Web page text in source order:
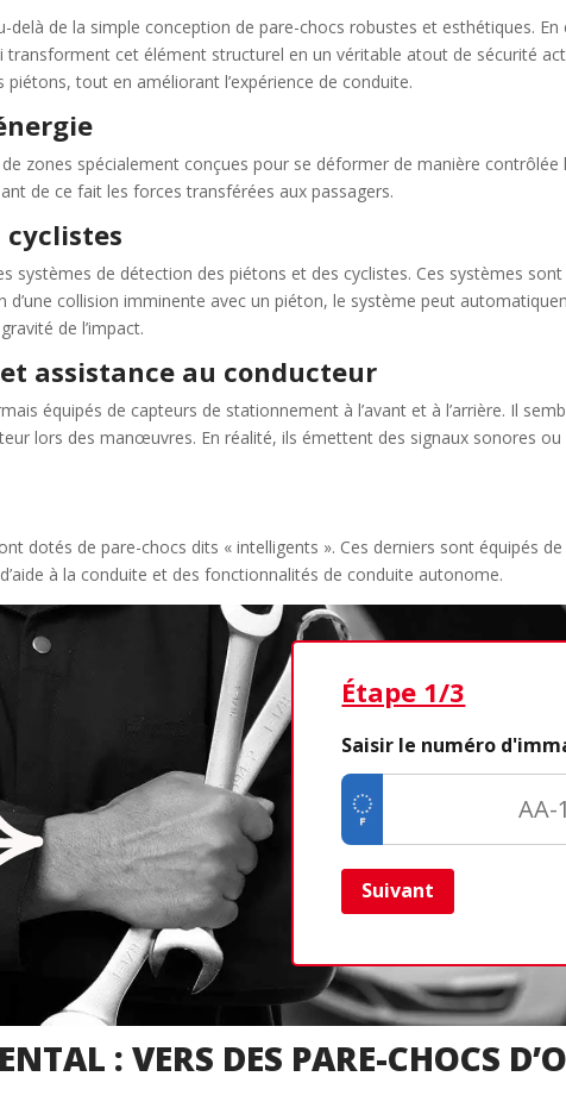
de la simple conception de pare-chocs robustes et esthétiques.
cet élément structurel en un véritable atout de sécurité
tout en améliorant l’expérience de conduite.
zones spécialement conçues pour se déformer de manière contrôlée
de ce fait les forces transférées aux passagers.
cyclistes
systèmes de détection des piétons et des cyclistes. Ces systèmes
d’une collision imminente avec un piéton, le système peut
de l’impact.
assistance au conducteur
équipés de capteurs de stationnement à l’avant et à l’arrière. Il
lors des manœuvres. En réalité, ils émettent des signaux sonores
dotés de pare-chocs dits « intelligents ». Ces derniers sont équipés
à la conduite et des fonctionnalités de conduite autonome.
Étape 1/3
Saisir le numéro
Suivant
: VERS DES PARE-CHOCS